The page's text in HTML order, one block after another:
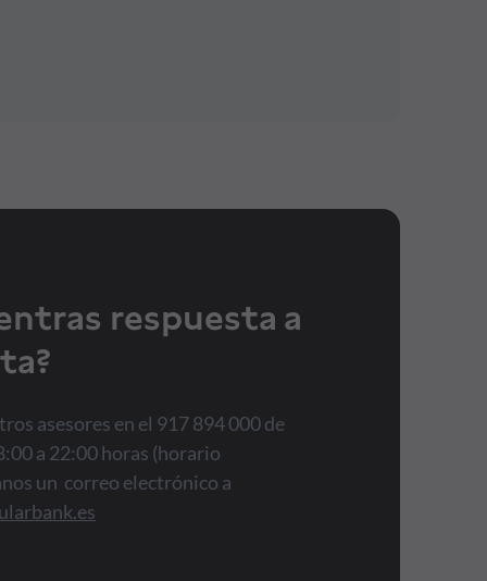
respuesta a
asesores en el 917 894 000 de
a 22:00 horas (horario
un correo electrónico a